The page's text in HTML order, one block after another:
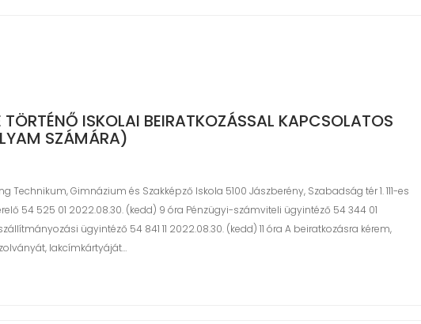
ISKOLAI BEIRATKOZÁSSAL KAPCSOLATOS
SZÁMÁRA)
Technikum, Gimnázium és Szakképző Iskola 5100 Jászberény, Szabadság tér 1. 111-es
54 525 01 2022.08.30. (kedd) 9 óra Pénzügyi-számviteli ügyintéző 54 344 01
ügyintéző 54 841 11 2022.08.30. (kedd) 11 óra A beiratkozásra kérem,
lakcímkártyáját…